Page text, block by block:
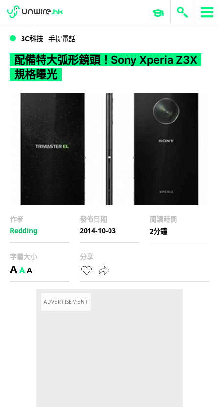
WWDC 2026 ERP 與商業 AI
3C科技 手提電話
配備特大弧形鏡頭！Sony Xperia Z3X
規格曝光
作者
Redding
發佈日期
2014-10-03
閱讀時間
2分鐘
字體大小
AAA
分享
ADVERTISEMENT